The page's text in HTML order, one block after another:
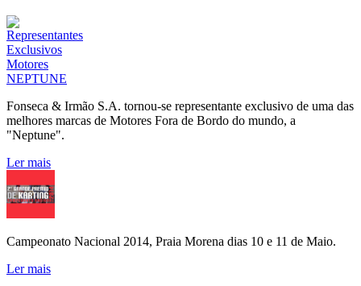
Fonseca & Irmão S.A. tornou-se representante exclusivo de uma das
melhores marcas de Motores Fora de Bordo do mundo, a
"Neptune".
Ler mais
Campeonato Nacional 2014, Praia Morena dias 10 e 11 de Maio.
Ler mais